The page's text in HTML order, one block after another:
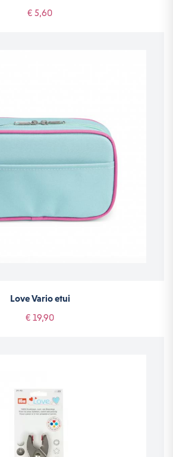
€ 5,60
Love Vario etui
€ 19,90